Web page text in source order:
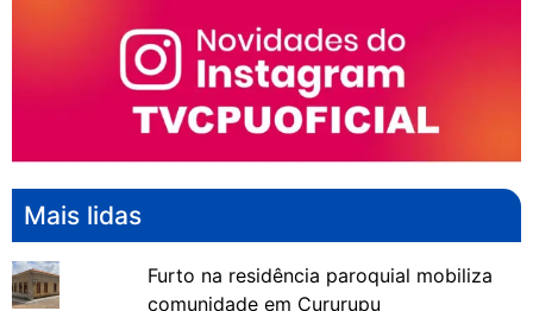
Mais lidas
Furto na residência paroquial mobiliza
comunidade em Cururupu